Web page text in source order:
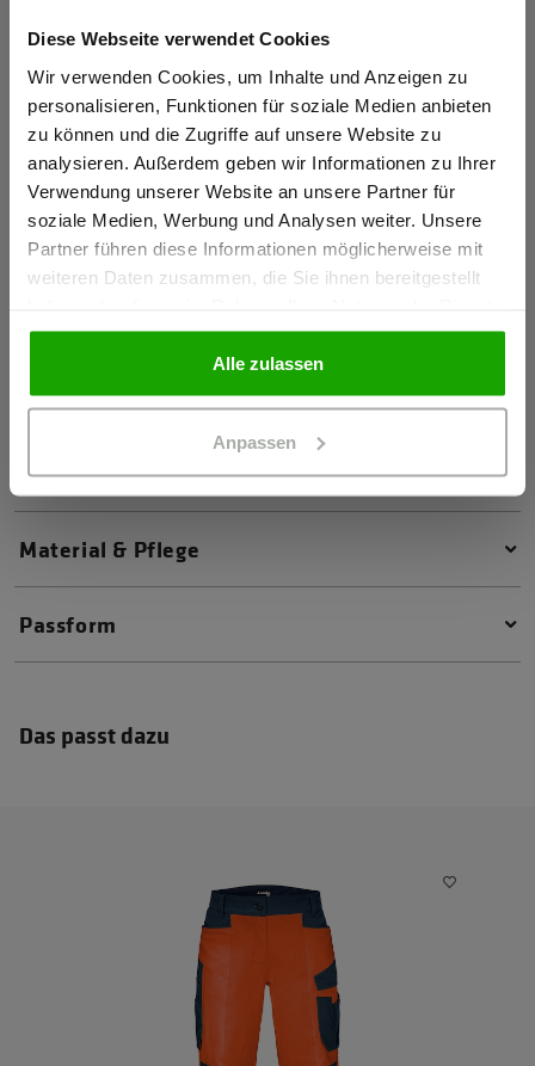
Diese Webseite verwendet Cookies
Wir verwenden Cookies, um Inhalte und Anzeigen zu
personalisieren, Funktionen für soziale Medien anbieten
zu können und die Zugriffe auf unsere Website zu
analysieren. Außerdem geben wir Informationen zu Ihrer
Verwendung unserer Website an unsere Partner für
soziale Medien, Werbung und Analysen weiter. Unsere
Partner führen diese Informationen möglicherweise mit
weiteren Daten zusammen, die Sie ihnen bereitgestellt
gesammelt haben.
Alle zulassen
Anpassen
Materialeigenschaften
Wasserdicht: 20.000 mm WS
Atmungsaktiv: 20.000 g/m²/24h
Winddicht
Kein Einsatz von PFAS
EN 20471 Klasse 2, Kombinationsgruppe: C
Zur Konformitätserklärung und den Herstellerinfos
Material & Pflege
Passform
Das passt dazu
Sind Sie
Gewerbetreibender?
Ich bestätige, dass ich Gewerbetreibender bin. Alle
Preise werden netto ausgewiesen.